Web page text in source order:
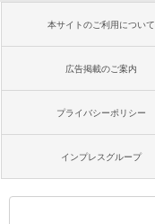
本サイトのご利用について
広告掲載のご案内
プライバシーポリシー
インプレスグループ